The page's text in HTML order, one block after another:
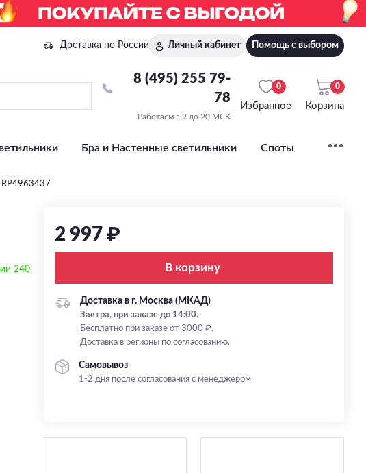
Доставка по России Личный кабинет Помощь с выбором
8 (495) 255 79-
78
Работаем с 9 до 20 МСК
Избранное
0
Корзина
0
Бра и Настенные светильники Споты
RP4963437
240
2 997 ₽
В корзину
Доставка в г. Москва (МКАД)
Завтра, при заказе до 14:00.
Бесплатно при заказе от 3000 ₽.
Доставка в регионы по согласованию.
Самовывоз
1-2 дня после согласования с менеджером